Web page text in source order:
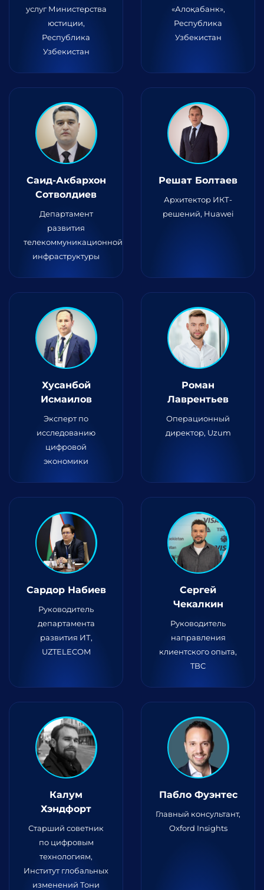
услуг Министерства
юстиции,
Республика
Узбекистан
«Алоқабанк»,
Республика
Узбекистан
Саид-Акбархон
Сотволдиев
Департамент
развития
телекоммуникационной
инфраструктуры
Решат Болтаев
Архитектор ИКТ-
решений, Huawei
Хусанбой
Исмаилов
Эксперт по
исследованию
цифровой
экономики
Роман
Лаврентьев
Операционный
директор, Uzum
Сардор Набиев
Руководитель
департамента
развития ИТ,
UZTELECOM
Сергей
Чекалкин
Руководитель
направления
клиентского опыта,
TBC
Калум
Хэндфорт
Старший советник
по цифровым
технологиям,
Институт глобальных
изменений Тони
Пабло Фуэнтес
Главный консультант,
Oxford Insights